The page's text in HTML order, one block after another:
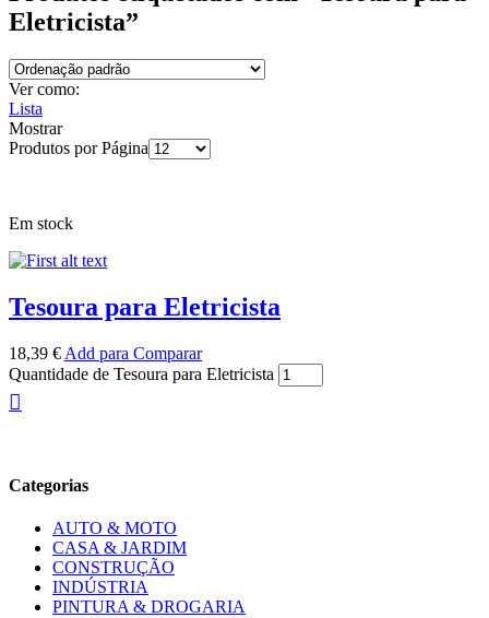
Eletricista”
Ver como:
Lista
Mostrar
Produtos por Página
Em stock
Tesoura para Eletricista
18,39 € Add para Comparar
Quantidade de Tesoura para Eletricista
Categorias
AUTO & MOTO
CASA & JARDIM
CONSTRUÇÃO
INDÚSTRIA
PINTURA & DROGARIA